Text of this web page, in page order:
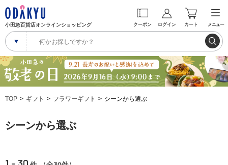
小田急百貨店オンラインショッピング クーポン ログイン カート メニュー
TOP ギフト フラワーギフト シーンから選ぶ
シーンから選ぶ